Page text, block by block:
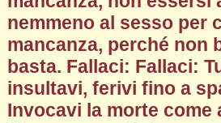
nemmeno al sesso per
mancanza, perché non
basta. Fallaci: Fallaci:
insultavi, ferivi fino a
Invocavi la morte come